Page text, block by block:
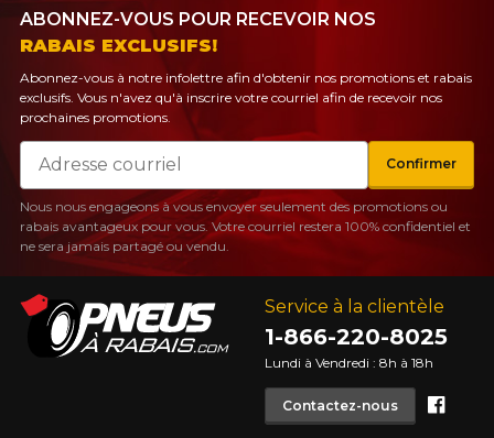
Service à la clientèle
1-866-220-8025
Lundi à Vendredi : 8h à 18h
Contactez-nous
ABONNEZ-VOUS POUR RECEVOIR NOS
RABAIS EXCLUSIFS!
Abonnez-vous à notre infolettre afin d'obtenir nos promotions et rabais
exclusifs. Vous n'avez qu'à inscrire votre courriel afin de recevoir nos
prochaines promotions.
Courriel
Confirmer
Nous nous engageons à vous envoyer seulement des promotions ou
rabais avantageux pour vous. Votre courriel restera 100% confidentiel et
ne sera jamais partagé ou vendu.